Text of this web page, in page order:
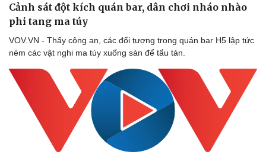
Cảnh sát đột kích quán bar, dân chơi nháo nhào
phi tang ma túy
VOV.VN - Thấy công an, các đối tượng trong quán bar H5 lập tức
ném các vật nghi ma túy xuống sàn để tẩu tán.